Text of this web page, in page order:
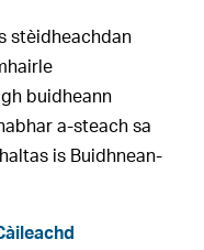
stèidheachdan
buidheann
a-steach sa
is Buidhnean-